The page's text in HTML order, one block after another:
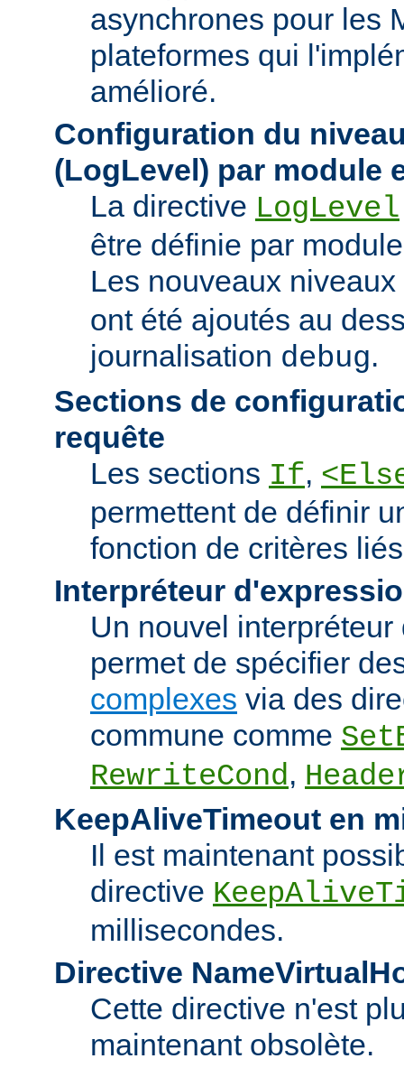
asynchrones pour les
plateformes qui
amélioré.
Configuration du
(LogLevel) par module
La directive LogLevel
être définie par
Les nouveaux niveaux
ont été ajoutés au
journalisation debug.
Sections de
requête
Les sections If,
permettent de définir
fonction de critères
Interpréteur
Un nouvel
permet de spécifier
complexes via des
commune comme
RewriteCond,
KeepAliveTimeout en
Il est maintenant
directive
millisecondes.
Directive
Cette directive n'est
maintenant obsolète.